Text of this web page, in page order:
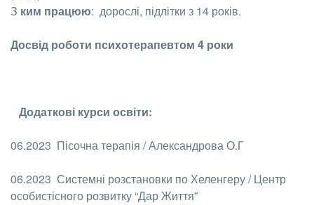
З ким працюю: дорослі, підлітки з 14 років.
Досвід роботи психотерапевтом 4 роки
Додаткові курси освіти:
06.2023 Пісочна терапія / Александрова О.Г
06.2023 Системні розстановки по Хеленгеру / Центр
особистісного розвитку “Дар Життя”